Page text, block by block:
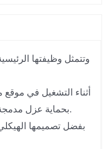
أثناء التشغيل في
بدء وإيقاف الصمامات والمرحلات والموصلات في الموقع. تتميز ABB 81AB03B-E بحماية عزل مدمجة، تمنع بشكل فعال التداخل الميداني وتمنع الأخطاء التشغيلية.
بفضل تصميمها